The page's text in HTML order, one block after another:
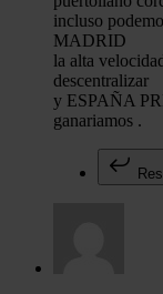
incluso
MADRID
la alta
descentralizar
y ESPAÑA
ganariamos .